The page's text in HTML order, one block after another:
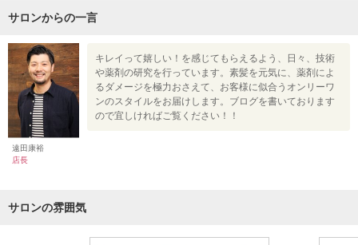
サロンからの一言
遠田康裕
店長
キレイって嬉しい！を感じてもらえるよう、日々、技術
や薬剤の研究を行っています。素髪を元気に、薬剤によ
るダメージを極力おさえて、お客様に似合うオンリーワ
ンのスタイルをお届けします。ブログを書いております
ので宜しければご覧ください！！
サロンの雰囲気